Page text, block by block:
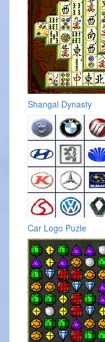
Shangai Dynasty
Car Logo Puzle